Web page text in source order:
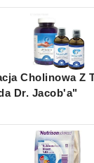
Cholinowa Z
Dr. Jacob'a"